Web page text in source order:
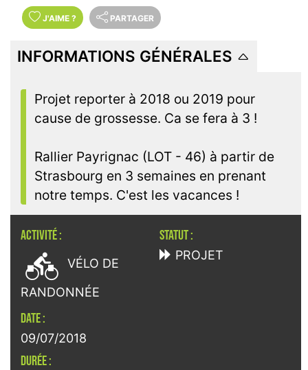
J'AIME ? PARTAGER
INFORMATIONS GÉNÉRALES
Projet reporter à 2018 ou 2019 pour
cause de grossesse. Ca se fera à 3 !
Rallier Payrignac (LOT - 46) à partir de
Strasbourg en 3 semaines en prenant
notre temps. C'est les vacances !
ACTIVITÉ :
 VÉLO DE
RANDONNÉE
STATUT :
PROJET
DATE :
09/07/2018
DURÉE :